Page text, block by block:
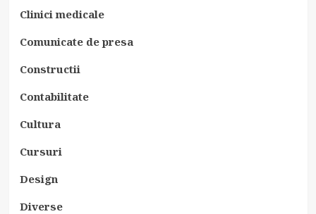
Clinici medicale
Comunicate de presa
Constructii
Contabilitate
Cultura
Cursuri
Design
Diverse